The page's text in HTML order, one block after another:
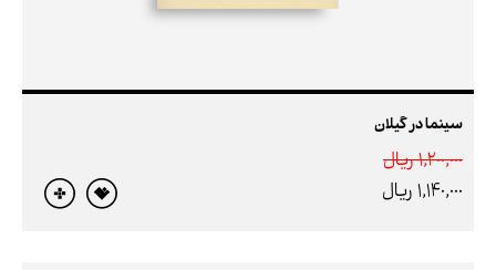
سینما در گیلان
1,200,000 ريال
1,140,000 ريال